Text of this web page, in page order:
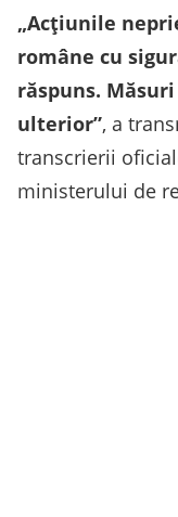
„Acțiunile
române cu
răspuns.
ulterior”, a
transcrierii
ministerului de